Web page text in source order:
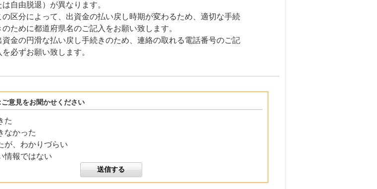
は自由脱退）が異なります。
の区分によって、出資金の払い戻し時期が変わるため、適切な手続
のために都道府県名のご記入をお願い致します。
資金の円滑な払い戻し手続きのため、連絡の取れる電話番号のご記
を必ずお願い致します。
意見をお聞かせください
た
なかった
が、わかりづらい
情報ではない